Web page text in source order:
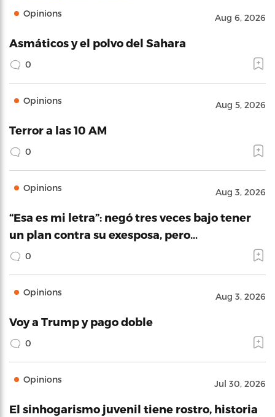
Opinions Aug 6, 2026
Asmáticos y el polvo del Sahara
0
Opinions Aug 5, 2026
Terror a las 10 AM
0
Opinions Aug 3, 2026
“Esa es mi letra”: negó tres veces bajo tener
un plan contra su exesposa, pero…
0
Opinions Aug 3, 2026
Voy a Trump y pago doble
0
Opinions Jul 30, 2026
El sinhogarismo juvenil tiene rostro, historia